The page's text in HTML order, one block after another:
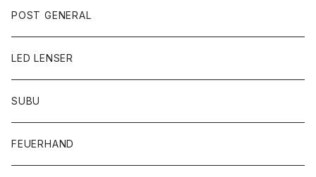
POST GENERAL
LED LENSER
SUBU
FEUERHAND